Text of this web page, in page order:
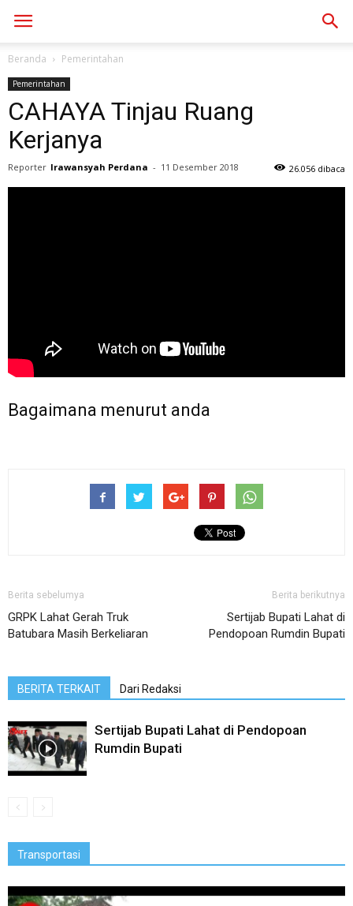
Beranda Pemerintahan
Pemerintahan
CAHAYA Tinjau Ruang
Kerjanya
Reporter Irawansyah Perdana - 11 Desember 2018 26.056 dibaca
Bagaimana menurut anda
Berita sebelumya
GRPK Lahat Gerah Truk
Batubara Masih Berkeliaran
Berita berikutnya
Sertijab Bupati Lahat di
Pendopoan Rumdin Bupati
BERITA TERKAIT Dari Redaksi
Sertijab Bupati Lahat di Pendopoan
Rumdin Bupati
Transportasi